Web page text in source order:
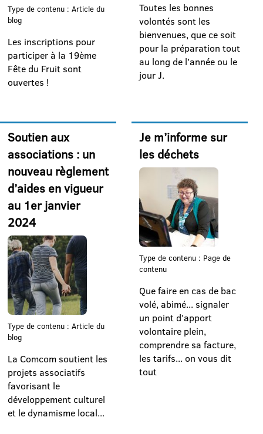
Type de contenu : Article du
blog
Les inscriptions pour
participer à la 19ème
Fête du Fruit sont
ouvertes !
Toutes les bonnes
volontés sont les
bienvenues, que ce soit
pour la préparation tout
au long de l’année ou le
jour J.
Soutien aux
associations : un
nouveau règlement
d’aides en vigueur
au 1er janvier
2024
Type de contenu : Article du
blog
La Comcom soutient les
projets associatifs
favorisant le
développement culturel
et le dynamisme local...
Je m’informe sur
les déchets
Type de contenu : Page de
contenu
Que faire en cas de bac
volé, abimé... signaler
un point d'apport
volontaire plein,
comprendre sa facture,
les tarifs... on vous dit
tout